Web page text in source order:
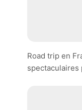
Road trip en
spectaculaires